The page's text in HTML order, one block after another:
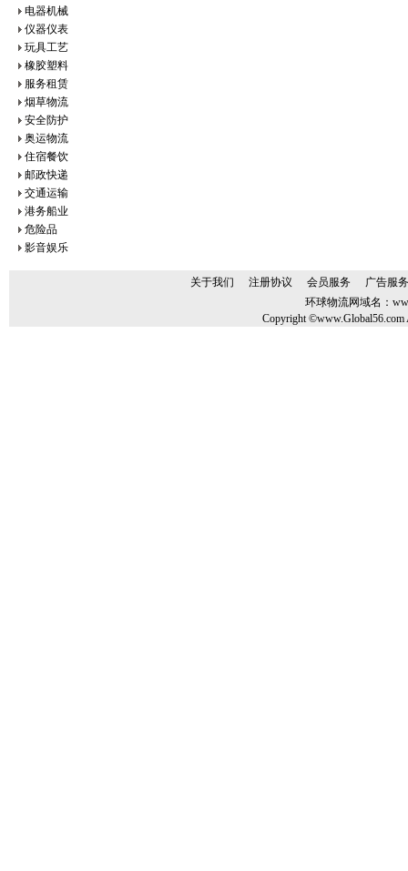
电器机械
仪器仪表
玩具工艺
橡胶塑料
服务租赁
烟草物流
安全防护
奥运物流
住宿餐饮
邮政快递
交通运输
港务船业
危险品
影音娱乐
关于我们 注册协议 会员服务
广告服务
环球物流网域名：
Copyright ©www.Global56.com